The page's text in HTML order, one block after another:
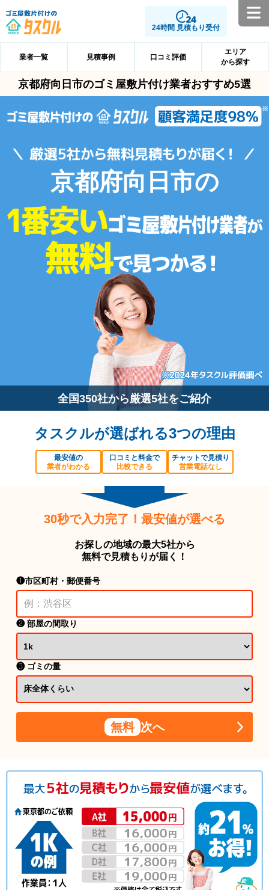
24時間 見積もり受付
業者一覧 見積事例 口コミ評価
エリア
から探す
京都府向日市のゴミ屋敷片付け業者おすすめ5選
京都府向日市の
全国350社から厳選5社をご紹介
タスクルが選ばれる3つの理由
最安値の
業者がわかる
口コミと料金で
比較できる
チャットで見積り
営業電話なし
30秒で入力完了！最安値が選べる
お探しの地域の最大5社から
無料で見積もりが届く！
❶市区町村・郵便番号
❷ 部屋の間取り
❸ ゴミの量
無料 次へ